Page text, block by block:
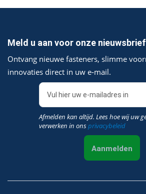
Meld u aan voor onze nieuwsbrief
Ontvang nieuwe fasteners, slimme
innovaties direct in uw e‑mail.
Afmelden kan altijd. Lees hoe wij uw
verwerken in onsprivacybeleid
Aanmelden